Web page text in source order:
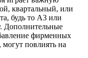
квартальный, или
будь то А3 или
Дополнительные
фирменных
повлиять на